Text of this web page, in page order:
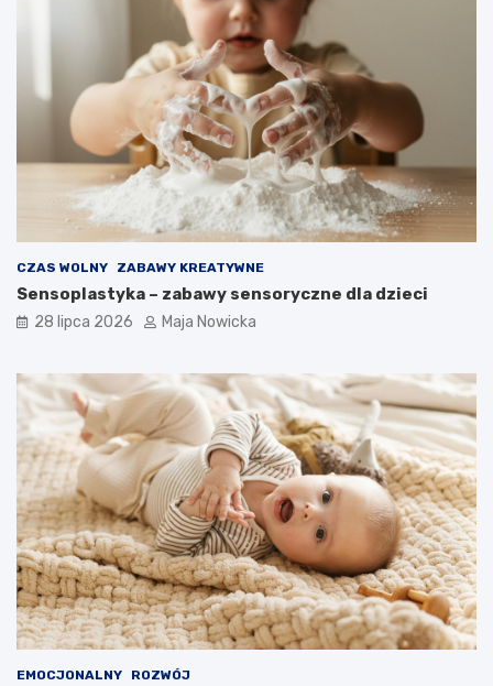
CZAS WOLNY ZABAWY KREATYWNE
Sensoplastyka – zabawy sensoryczne dla dzieci
28 lipca 2026 Maja Nowicka
EMOCJONALNY ROZWÓJ